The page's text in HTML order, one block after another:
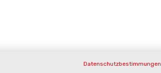
Datenschutzbestimmungen